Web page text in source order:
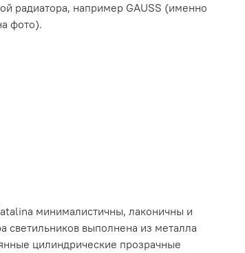
радиатора, например GAUSS (именно
фото).
минималистичны, лаконичны и
светильников выполнена из металла
цилиндрические прозрачные